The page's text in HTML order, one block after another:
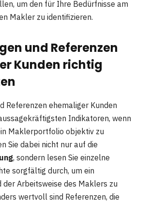
um den für Ihre Bedürfnisse am
Makler zu identifizieren.
und Referenzen
Kunden richtig
Referenzen ehemaliger Kunden
Indikatoren, wenn
Maklerportfolio objektiv zu
Sie dabei nicht nur auf die
, sondern lesen Sie einzelne
sorgfältig durch, um ein
der Arbeitsweise des Maklers zu
wertvoll sind Referenzen, die